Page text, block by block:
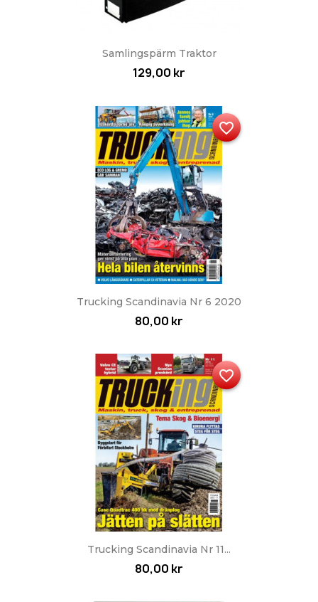
Samlingspärm Traktor
129,00 kr
Trucking Scandinavia Nr 6 2020
80,00 kr
favorite_border
Trucking Scandinavia Nr 11...
80,00 kr
favorite_border